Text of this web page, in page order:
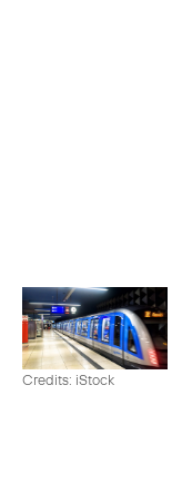
Credits: iStock